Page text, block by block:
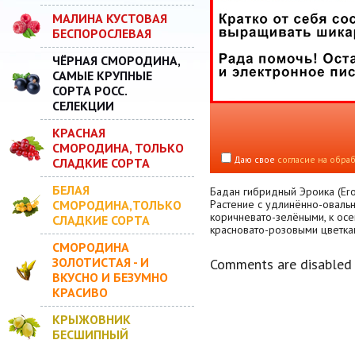
МАЛИНА КУСТОВАЯ
БЕСПОРОСЛЕВАЯ
ЧЁРНАЯ СМОРОДИНА,
САМЫЕ КРУПНЫЕ
СОРТА РОСС.
СЕЛЕКЦИИ
КРАСНАЯ
СМОРОДИНА, ТОЛЬКО
СЛАДКИЕ СОРТА
БЕЛАЯ
СМОРОДИНА,ТОЛЬКО
СЛАДКИЕ СОРТА
СМОРОДИНА
ЗОЛОТИСТАЯ - И
ВКУСНО И БЕЗУМНО
КРАСИВО
КРЫЖОВНИК
БЕСШИПНЫЙ
Даю свое согласие на
Бадан гибридный Эроика
Растение с удлинённо-
коричневато-зелёными, к
красновато-розовыми
Comments are disabled